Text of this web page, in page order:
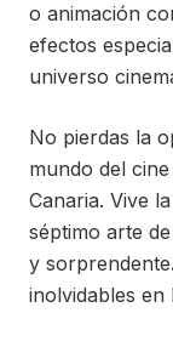
o animación
efectos
universo
No pierdas la
mundo del
Canaria. Vive
séptimo arte
y
inolvidables en